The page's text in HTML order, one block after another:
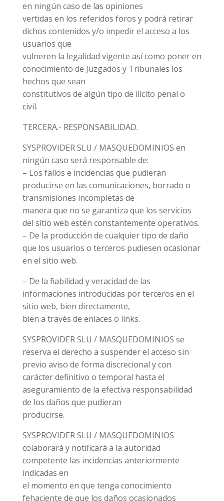
en ningún caso de las opiniones
vertidas en los referidos foros y podrá retirar
dichos contenidos y/o impedir el acceso a los
usuarios que
vulneren la legalidad vigente así como poner en
conocimiento de Juzgados y Tribunales los
hechos que sean
constitutivos de algún tipo de ilícito penal o
civil.
TERCERA.- RESPONSABILIDAD.
SYSPROVIDER SLU / MASQUEDOMINIOS en
ningún caso será responsable de:
– Los fallos e incidencias que pudieran
producirse en las comunicaciones, borrado o
transmisiones incompletas de
manera que no se garantiza que los servicios
del sitio web estén constantemente operativos.
– De la producción de cualquier tipo de daño
que los usuarios o terceros pudiesen ocasionar
en el sitio web.
– De la fiabilidad y veracidad de las
informaciones introducidas por terceros en el
sitio web, bien directamente,
bien a través de enlaces o links.
SYSPROVIDER SLU / MASQUEDOMINIOS se
reserva el derecho a suspender el acceso sin
previo aviso de forma discrecional y con
carácter definitivo o temporal hasta el
aseguramiento de la efectiva responsabilidad
de los daños que pudieran
producirse.
SYSPROVIDER SLU / MASQUEDOMINIOS
colaborará y notificará a la autoridad
competente las incidencias anteriormente
indicadas en
el momento en que tenga conocimiento
fehaciente de que los daños ocasionados